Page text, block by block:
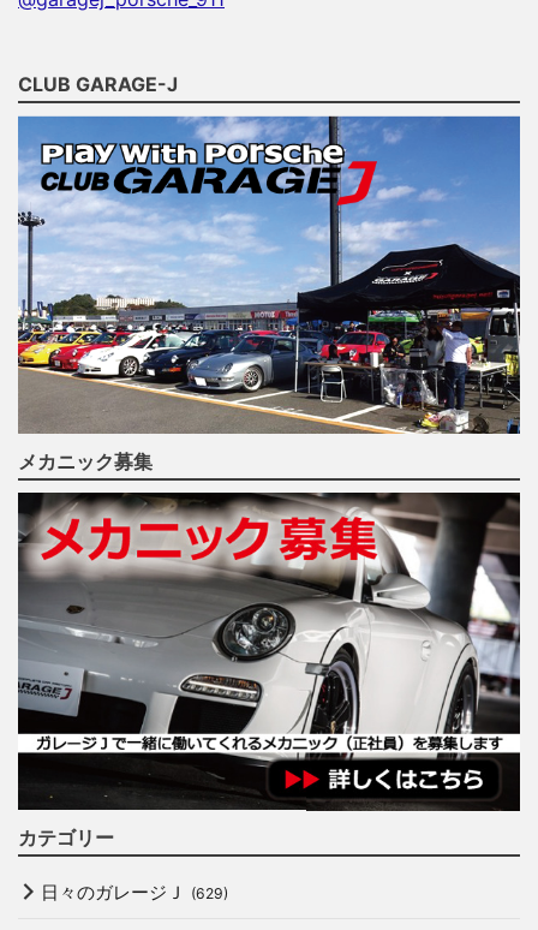
CLUB GARAGE-J
メカニック募集
カテゴリー
日々のガレージＪ (629)